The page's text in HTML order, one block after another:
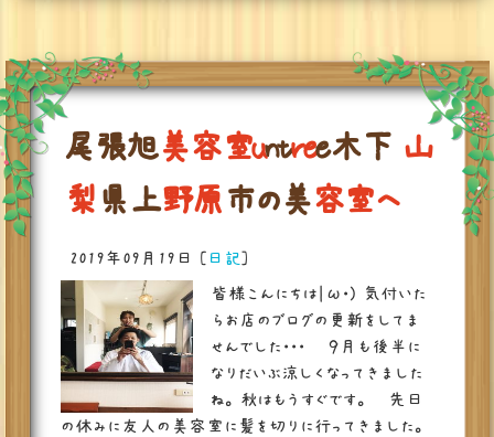
尾張旭美容室untree木下 山
梨 県上野原市の美容室へ✂
2019年09月19日 [日記]
皆様こんにちは|ω・) 気付いた
らお店のブログの更新をしてま
せんでした・・・ ９月も後半に
なりだいぶ涼しくなってきました
ね。 秋はもうすぐです。 先日
の休みに友人の美容室に髪を切りに行ってきました。